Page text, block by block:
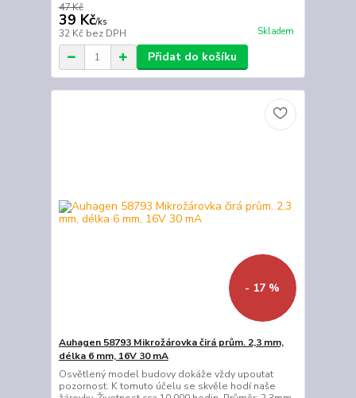
47 Kč
39 Kč/ks
32 Kč bez DPH Skladem
Přidat do košíku
- 17 %
Auhagen 58793 Mikrožárovka čirá prům. 2,3 mm,
délka 6 mm, 16V 30 mA
Osvětlený model budovy dokáže vždy upoutat
pozornost. K tomuto účelu se skvěle hodí naše